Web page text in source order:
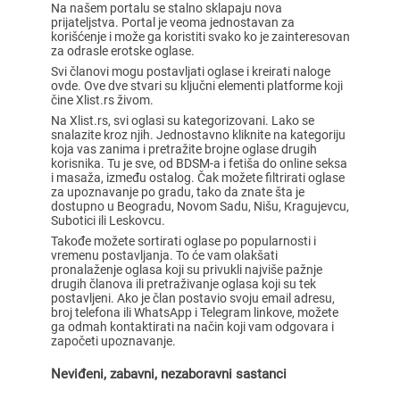
Na našem portalu se stalno sklapaju nova
prijateljstva. Portal je veoma jednostavan za
korišćenje i može ga koristiti svako ko je zainteresovan
za odrasle erotske oglase.
Svi članovi mogu postavljati oglase i kreirati naloge
ovde. Ove dve stvari su ključni elementi platforme koji
čine Xlist.rs živom.
Na Xlist.rs, svi oglasi su kategorizovani. Lako se
snalazite kroz njih. Jednostavno kliknite na kategoriju
koja vas zanima i pretražite brojne oglase drugih
korisnika. Tu je sve, od BDSM-a i fetiša do online seksa
i masaža, između ostalog. Čak možete filtrirati oglase
za upoznavanje po gradu, tako da znate šta je
dostupno u Beogradu, Novom Sadu, Nišu, Kragujevcu,
Subotici ili Leskovcu.
Takođe možete sortirati oglase po popularnosti i
vremenu postavljanja. To će vam olakšati
pronalaženje oglasa koji su privukli najviše pažnje
drugih članova ili pretraživanje oglasa koji su tek
postavljeni. Ako je član postavio svoju email adresu,
broj telefona ili WhatsApp i Telegram linkove, možete
ga odmah kontaktirati na način koji vam odgovara i
započeti upoznavanje.
Neviđeni, zabavni, nezaboravni sastanci